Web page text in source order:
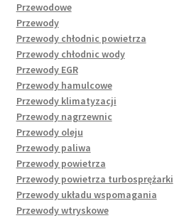
Przewodowe
Przewody
Przewody chłodnic powietrza
Przewody chłodnic wody
Przewody EGR
Przewody hamulcowe
Przewody klimatyzacji
Przewody nagrzewnic
Przewody oleju
Przewody paliwa
Przewody powietrza
Przewody powietrza turbosprężarki
Przewody układu wspomagania
Przewody wtryskowe